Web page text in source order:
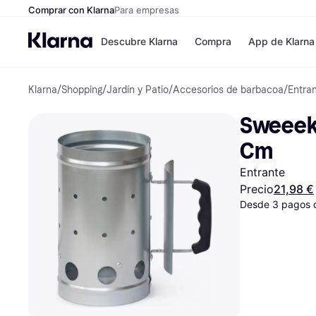
Comprar con KlarnaPara empresas
Descubre Klarna
Formas de pago
Paga ahora
Paga en 3 plazos
Paga en 30 días
Financiación
Klarna en Apple
Compra
Tiendas
Shein
Zalando Prive
Zara
JD Sports
App de Klarna
Klarna/Shopping/Jardín y Patio/Accesorios de barbacoa/
Cm
Entrante
Precio21,98 €
Desde 3 pagos